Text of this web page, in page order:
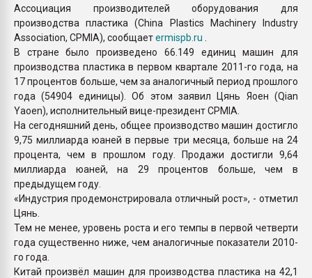
Ассоциация производителей оборудования для
производства пластика (China Plastics Machinery Industry
Association, CPMIA), сообщаетermispb.ru
В стране было произведено 66.149 единиц машин для
производства пластика в первом квартале 2011-го года, на
17 процентов больше, чем за аналогичный период прошлого
года (54904 единицы). Об этом заявил Цянь Яоен (Qian
Yaoen), исполнительный вице-президент CPMIA.
На сегодняшний день, общее производство машин достигло
9,75 миллиарда юаней в первые три месяца, больше на 24
процента, чем в прошлом году. Продажи достигли 9,64
миллиарда юаней, на 29 процентов больше, чем в
предыдущем году.
«Индустрия продемонстрировала отличный рост», - отметил
Цянь.
Тем не менее, уровень роста и его темпы в первой четверти
года существенно ниже, чем аналогичные показатели 2010-
го года.
Китай произвёл машин для производства пластика на 42,1